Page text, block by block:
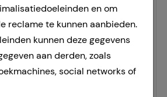
en om
reclame te kunnen aanbieden.
kunnen deze gegevens
aan derden, zoals
social networks of
(name, city, phone)